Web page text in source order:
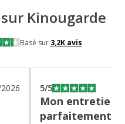
sur Kinougarde
Basé sur 3,2Kavis
5/5
Mon entretien
parfaitement…